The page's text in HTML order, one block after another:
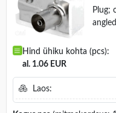
Plug;
Hind ühiku kohta (pcs):
al. 1.06 EUR
Laos: